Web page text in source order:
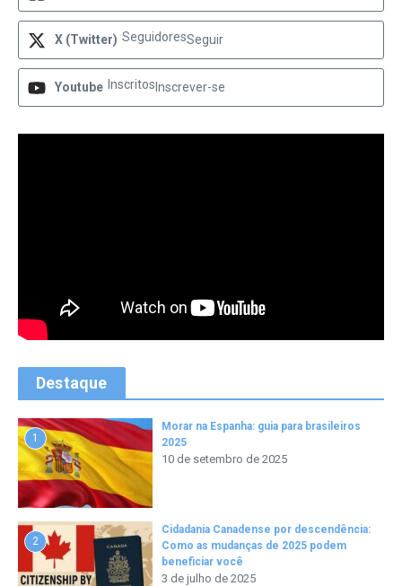
X (Twitter) SeguidoresSeguir
Youtube Inscritos Inscrever-se
Destaque
1
Morar na Espanha: guia para brasileiros
2025
10 de setembro de 2025
2
Cidadania Canadense por descendência:
Como as mudanças de 2025 podem
beneficiar você
3 de julho de 2025